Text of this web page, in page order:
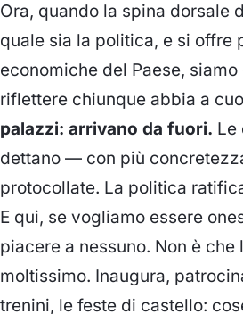
Ora, quando la spina dorsale
quale sia la politica, e si offre
economiche del Paese,
riflettere chiunque abbia a
palazzi: arrivano da fuori. Le
dettano — con più
protocollate. La politica
E qui, se vogliamo essere
piacere a nessuno. Non è
moltissimo. Inaugura,
trenini, le feste di castello: